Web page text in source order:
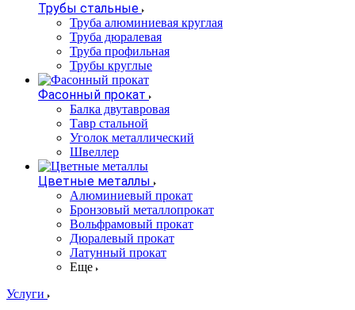
Трубы стальные
Труба алюминиевая круглая
Труба дюралевая
Труба профильная
Трубы круглые
Фасонный прокат
Балка двутавровая
Тавр стальной
Уголок металлический
Швеллер
Цветные металлы
Алюминиевый прокат
Бронзовый металлопрокат
Вольфрамовый прокат
Дюралевый прокат
Латунный прокат
Еще
Услуги